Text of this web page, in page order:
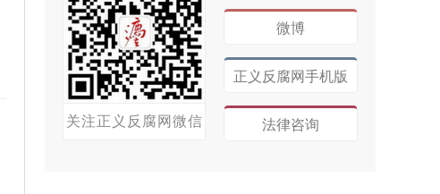
关注正义反腐网微信
微博
正义反腐网手机版
法律咨询